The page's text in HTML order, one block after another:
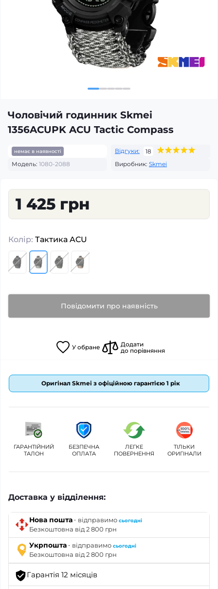
Чоловічий годинник Skmei
1356ACUPK ACU Tactic Compass
немає в наявності Відгуки:
18
Модель: 1080-2088 Виробник: Skmei
1 425 грн
Колір: Тактика ACU
Повідомити про наявність
У обране
Додати
до порівняння
Оригінал Skmei з офіційною гарантією 1 рік
ГАРАНТІЙНИЙ
ТАЛОН
БЕЗПЕЧНА
ОПЛАТА
ЛЕГКЕ
ПОВЕРНЕННЯ
ТІЛЬКИ
ОРИГІНАЛИ
Доставка у відділення:
Нова пошта · відправимо сьогодні
Безкоштовна від 2 800 грн
Укрпошта · відправимо сьогодні
Безкоштовна від 2 800 грн
Гарантія 12 місяців